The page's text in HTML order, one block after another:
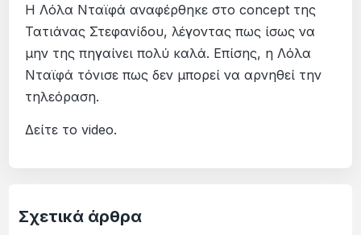
Η Λόλα Νταϊφά αναφέρθηκε στο concept της
Τατιάνας Στεφανίδου, λέγοντας πως ίσως να
μην της πηγαίνει πολύ καλά. Επίσης, η Λόλα
Νταϊφά τόνισε πως δεν μπορεί να αρνηθεί την
τηλεόραση.
Δείτε το video.
Σχετικά άρθρα